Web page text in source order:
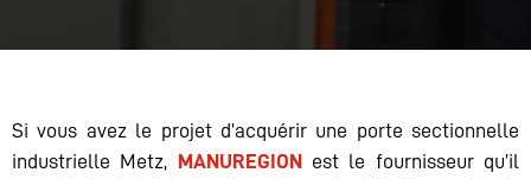
Si vous avez le projet d’acquérir une porte sectionnelle
industrielle Metz, MANUREGION est le fournisseur qu’il